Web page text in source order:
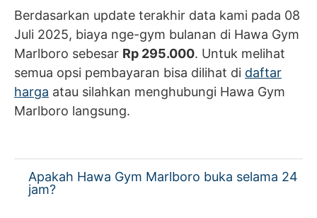
Berdasarkan update terakhir data kami pada 08
Juli 2025, biaya nge-gym bulanan di Hawa Gym
Marlboro sebesar Rp 295.000. Untuk melihat
semua opsi pembayaran bisa dilihat di daftar
harga atau silahkan menghubungi Hawa Gym
Marlboro langsung.
Apakah Hawa Gym Marlboro buka selama 24
jam?